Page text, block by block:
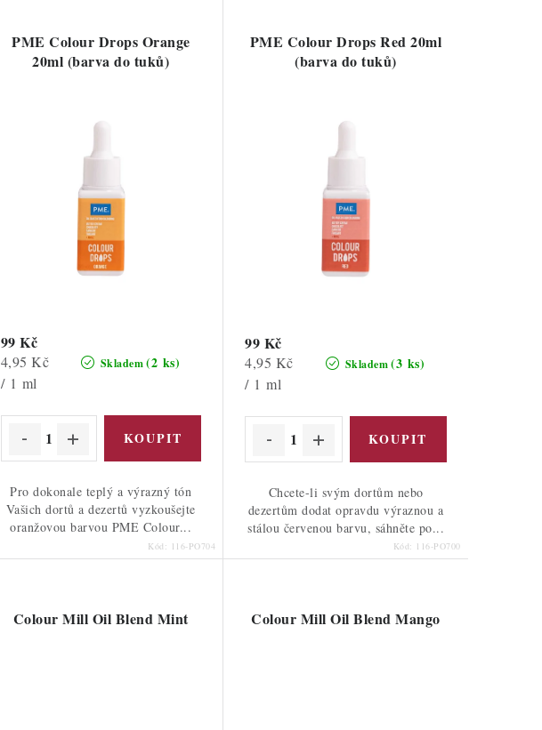
PME Colour Drops Orange
20ml (barva do tuků)
Skladem (2 ks)
99 Kč
Měrná
cena:
4,95 Kč
/ 1 ml
Pro dokonale teplý a výrazný tón
Vašich dortů a dezertů vyzkoušejte
oranžovou barvou PME Colour...
Kód: 116-PO704
PME Colour Drops Red 20ml
(barva do tuků)
Skladem (3 ks)
99 Kč
Měrná
cena:
4,95 Kč
/ 1 ml
Chcete-li svým dortům nebo
dezertům dodat opravdu výraznou a
stálou červenou barvu, sáhněte po...
Kód: 116-PO700
Colour Mill Oil Blend Mint Colour Mill Oil Blend Mango